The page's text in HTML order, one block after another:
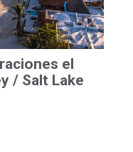
el
/ Salt Lake